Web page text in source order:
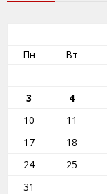
Пн
Вт
3
4
10
11
17
18
24
25
31